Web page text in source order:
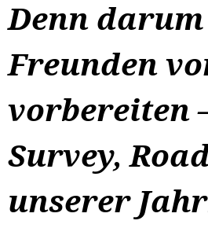
Denn
Freunden
vorbereiten
Survey,
unserer